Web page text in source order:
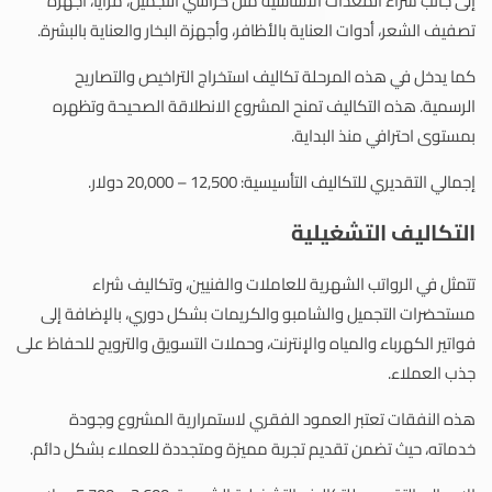
تصفيف الشعر، أدوات العناية بالأظافر، وأجهزة البخار والعناية بالبشرة.
كما يدخل في هذه المرحلة تكاليف استخراج التراخيص والتصاريح
الرسمية. هذه التكاليف تمنح المشروع الانطلاقة الصحيحة وتظهره
بمستوى احترافي منذ البداية.
إجمالي التقديري للتكاليف التأسيسية: 12,500 – 20,000 دولار.
التكاليف التشغيلية
تتمثل في الرواتب الشهرية للعاملات والفنيين، وتكاليف شراء
مستحضرات التجميل والشامبو والكريمات بشكل دوري، بالإضافة إلى
فواتير الكهرباء والمياه والإنترنت، وحملات التسويق والترويج للحفاظ على
جذب العملاء.
هذه النفقات تعتبر العمود الفقري لاستمرارية المشروع وجودة
خدماته، حيث تضمن تقديم تجربة مميزة ومتجددة للعملاء بشكل دائم.